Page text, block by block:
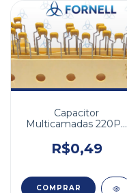
Capacitor
Multicamadas 220PF
5,08mm
R$0,49